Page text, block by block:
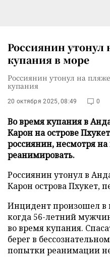
Россиянин утонул
купания в море
Россиянин утонул на
купания
20 октября 2025, 08:49 0
Во время купания в
Карон на острове
россиянин, несмотря
реанимировать.
Россиянин утонул в
Карон острова Пхукет,
Инцидент произошел в
когда 56-летний
во время купания.
берег в
попытки реанимации